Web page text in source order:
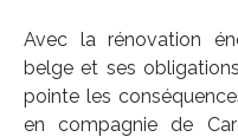
Avec la rénovation
belge et ses
pointe les
en compagnie de